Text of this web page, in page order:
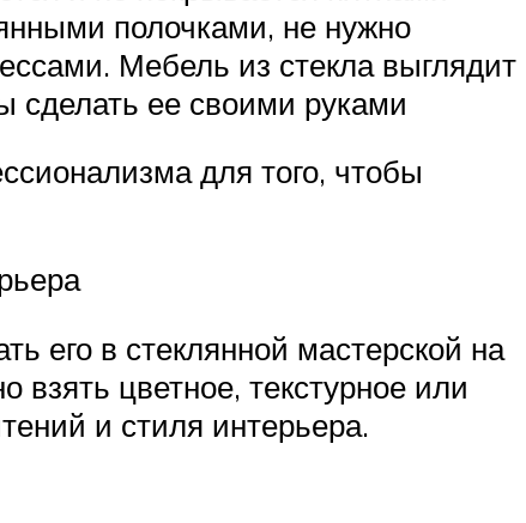
полочками, не нужно
Мебель из стекла выглядит
сделать ее своими руками
для того, чтобы
его в стеклянной мастерской на
взять цветное, текстурное или
и стиля интерьера.